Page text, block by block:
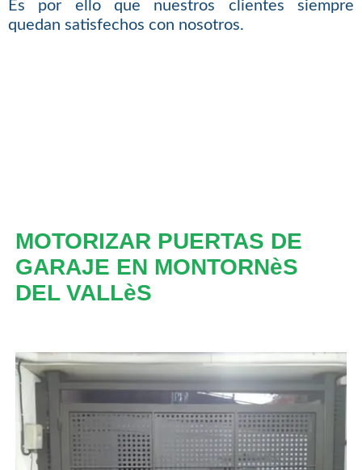
Es por ello que nuestros clientes siempre
quedan satisfechos con nosotros.
MOTORIZAR PUERTAS DE
GARAJE EN MONTORNèS
DEL VALLèS